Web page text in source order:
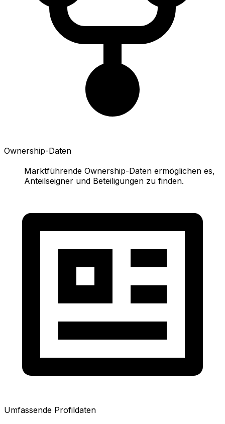
Ownership-Daten
Marktführende Ownership-Daten ermöglichen es,
Anteilseigner und Beteiligungen zu finden.
Umfassende Profildaten